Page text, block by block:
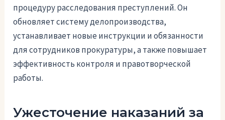
процедуру расследования преступлений. Он
обновляет систему делопроизводства,
устанавливает новые инструкции и обязанности
для сотрудников прокуратуры, а также повышает
эффективность контроля и правотворческой
работы.
Ужесточение наказаний за